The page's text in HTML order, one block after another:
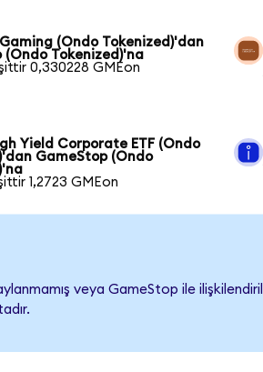
(Ondo Tokenized)'dan
(Ondo Tokenized)'na
0,330228 GMEon
Yield Corporate ETF (Ondo
GameStop (Ondo
1,2723 GMEon
veya GameStop ile